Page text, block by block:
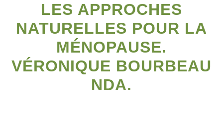
LES APPROCHES
NATURELLES POUR LA
MÉNOPAUSE.
VÉRONIQUE BOURBEAU
NDA.